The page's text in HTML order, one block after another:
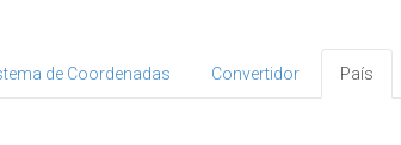
de Coordenadas Convertidor País